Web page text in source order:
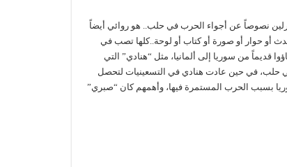
نصوصاً عن أجواء الحرب في حلب.. هو روائي أيضاً
أو حوار أو صورة أو كتاب أو لوحة..كلها تصب في
قديماً من سوريا إلى ألمانيا، مثل “هنادي” التي
والدها الذي تزوج من ألمانية وذهبت معه بعد حرب 1944 لتعيش في حلب، في حين عادت هنادي في التسعينيات لتحصل
بسبب الحرب المستمرة فيها، وأهمهم كان “صبري”